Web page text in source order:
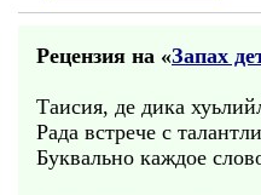
Рецензия на «Запах
Таисия, де дика
Рада встрече с
Буквально каждое